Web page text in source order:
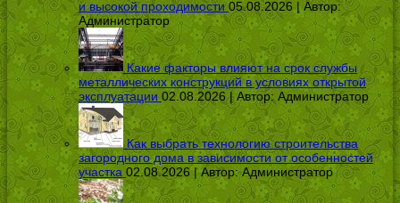
и высокой проходимости 05.08.2026 | Автор:
Администратор
Какие факторы влияют на срок службы
металлических конструкций в условиях открытой
эксплуатации 02.08.2026 | Автор: Администратор
Как выбрать технологию строительства
загородного дома в зависимости от особенностей
участка 02.08.2026 | Автор:Администратор